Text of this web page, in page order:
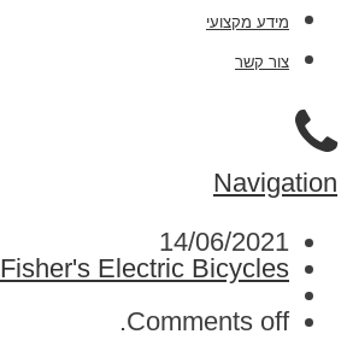
מידע מקצועי
צור קשר
Navigation
14/06/2021
Fisher's Electric Bicycles
Comments off.